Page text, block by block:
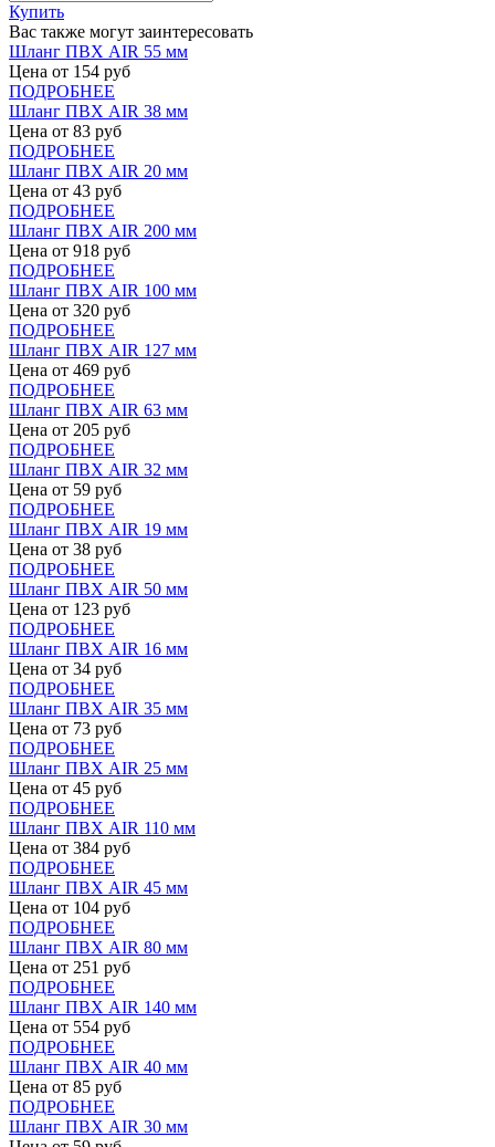
Купить
Вас также могут заинтересовать
Шланг ПВХ AIR 55 мм
Цена от 154 руб
ПОДРОБНЕЕ
Шланг ПВХ AIR 38 мм
Цена от 83 руб
ПОДРОБНЕЕ
Шланг ПВХ AIR 20 мм
Цена от 43 руб
ПОДРОБНЕЕ
Шланг ПВХ AIR 200 мм
Цена от 918 руб
ПОДРОБНЕЕ
Шланг ПВХ AIR 100 мм
Цена от 320 руб
ПОДРОБНЕЕ
Шланг ПВХ AIR 127 мм
Цена от 469 руб
ПОДРОБНЕЕ
Шланг ПВХ AIR 63 мм
Цена от 205 руб
ПОДРОБНЕЕ
Шланг ПВХ AIR 32 мм
Цена от 59 руб
ПОДРОБНЕЕ
Шланг ПВХ AIR 19 мм
Цена от 38 руб
ПОДРОБНЕЕ
Шланг ПВХ AIR 50 мм
Цена от 123 руб
ПОДРОБНЕЕ
Шланг ПВХ AIR 16 мм
Цена от 34 руб
ПОДРОБНЕЕ
Шланг ПВХ AIR 35 мм
Цена от 73 руб
ПОДРОБНЕЕ
Шланг ПВХ AIR 25 мм
Цена от 45 руб
ПОДРОБНЕЕ
Шланг ПВХ AIR 110 мм
Цена от 384 руб
ПОДРОБНЕЕ
Шланг ПВХ AIR 45 мм
Цена от 104 руб
ПОДРОБНЕЕ
Шланг ПВХ AIR 80 мм
Цена от 251 руб
ПОДРОБНЕЕ
Шланг ПВХ AIR 140 мм
Цена от 554 руб
ПОДРОБНЕЕ
Шланг ПВХ AIR 40 мм
Цена от 85 руб
ПОДРОБНЕЕ
Шланг ПВХ AIR 30 мм